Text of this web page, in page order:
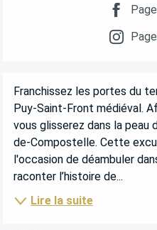
DESCRIPTION
Franchissez les portes du
Puy-Saint-Front médiéval.
vous glisserez dans la peau
de-Compostelle. Cette
l'occasion de déambuler
raconter l’histoire de...
Lire la suite